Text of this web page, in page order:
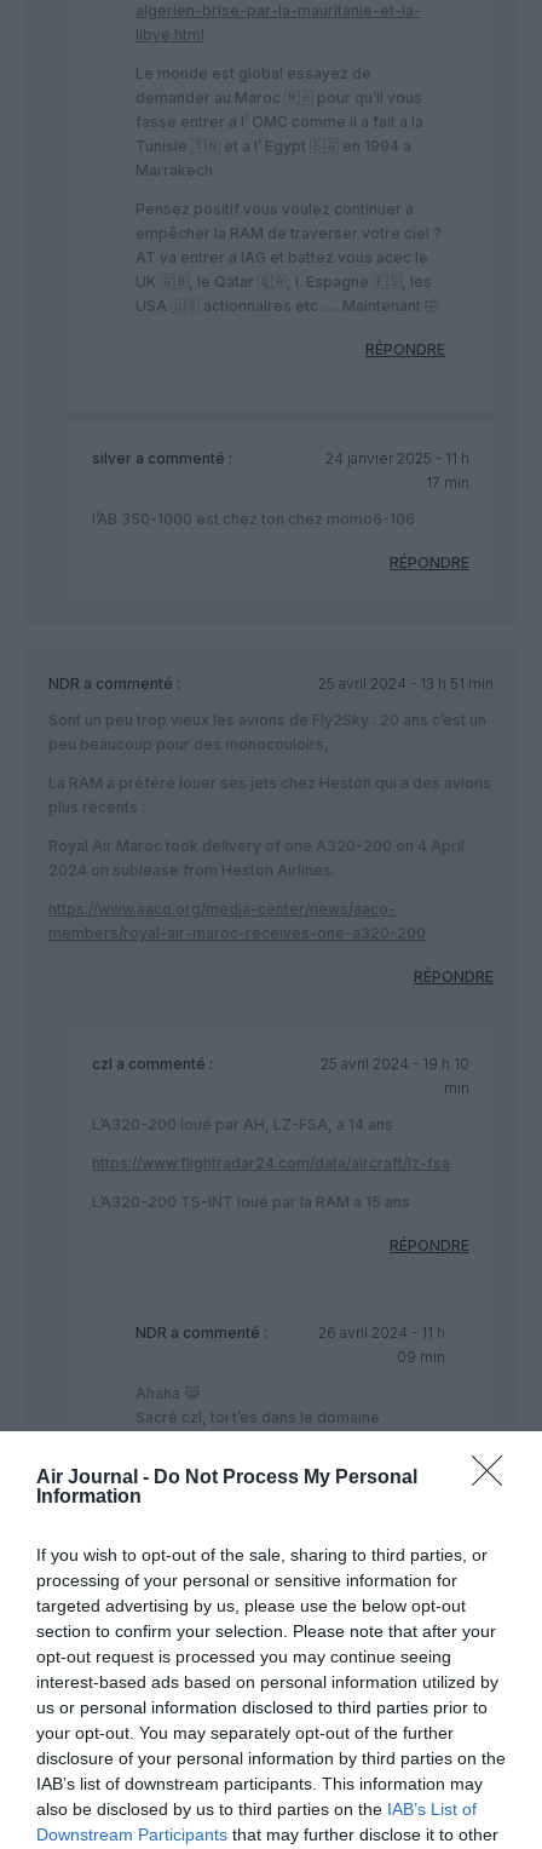
Air Journal - Do Not Process My Personal
Information
If you wish to opt-out of the sale, sharing to third parties, or
processing of your personal or sensitive information for
targeted advertising by us, please use the below opt-out
section to confirm your selection. Please note that after your
opt-out request is processed you may continue seeing
interest-based ads based on personal information utilized by
us or personal information disclosed to third parties prior to
your opt-out. You may separately opt-out of the further
disclosure of your personal information by third parties on the
IAB’s list of downstream participants. This information may
also be disclosed by us to third parties on the IAB’s List of
Downstream Participants that may further disclose it to other
algerien-brise-par-la-mauritanie-et-la-
libye.html
Le monde est global essayez de
demander au Maroc 🇲🇦 pour qu’il vous
fasse entrer a l’ OMC comme il a fait a la
Tunisie 🇹🇳 et a l’ Egypt 🇪🇬 en 1994 a
Marrakech.
Pensez positif vous voulez continuer à
empêcher la RAM de traverser votre ciel ?
AT va entrer a IAG et battez vous acec le
UK 🇬🇧, le Qatar 🇶🇦, l. Espagne 🇪🇸, les
USA 🇺🇸 actionnaires etc …. Maintenant 🤣
RÉPONDRE
silver a commenté :
24 janvier 2025 - 11 h
17 min
l’AB 350-1000 est chez ton chez momo6-106
RÉPONDRE
NDR a commenté :
25 avril 2024 - 13 h 51 min
Sont un peu trop vieux les avions de Fly2Sky : 20 ans c’est un
peu beaucoup pour des monocouloirs,
La RAM a préféré louer ses jets chez Heston qui a des avions
plus récents :
Royal Air Maroc took delivery of one A320-200 on 4 April
2024 on sublease from Heston Airlines.
https://www.aaco.org/media-center/news/aaco-
members/royal-air-maroc-receives-one-a320-200
RÉPONDRE
czl a commenté :
25 avril 2024 - 19 h 10
min
L’A320-200 loué par AH, LZ-FSA, a 14 ans
https://www.flightradar24.com/data/aircraft/lz-fsa
L’A320-200 TS-INT loué par la RAM a 15 ans
RÉPONDRE
NDR a commenté :
26 avril 2024 - 11 h
09 min
Ahaha 😹
Sacré czl, toi t’es dans le domaine
l’année dernière pour que je m’occupe de
brahim ghali 😂
ont des têtes de Marilin et les stewards de
Fly2sky ont des moustaches de fellag et
des têtes de turques 😂
Brahim Ghalia commenté :
25 avril 2024 - 21 h 16
min
L’avion en question chez AH a 16 ans.